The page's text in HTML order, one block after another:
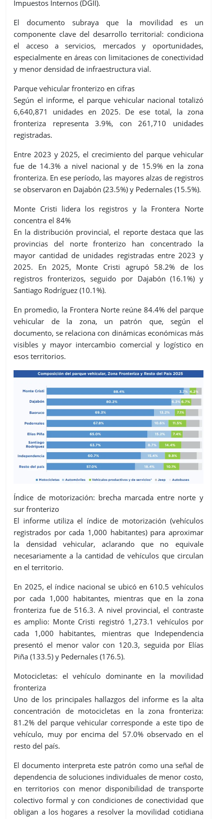
Impuestos Internos (DGII).
El documento subraya que la movilidad es un
componente clave del desarrollo territorial: condiciona
el acceso a servicios, mercados y oportunidades,
especialmente en áreas con limitaciones de conectividad
y menor densidad de infraestructura vial.
Parque vehicular fronterizo en cifras
Según el informe, el parque vehicular nacional totalizó
6,640,871 unidades en 2025. De ese total, la zona
fronteriza representa 3.9%, con 261,710 unidades
registradas.
Entre 2023 y 2025, el crecimiento del parque vehicular
fue de 14.3% a nivel nacional y de 15.9% en la zona
fronteriza. En ese período, las mayores alzas de registros
se observaron en Dajabón (23.5%) y Pedernales (15.5%).
Monte Cristi lidera los registros y la Frontera Norte
concentra el 84%
En la distribución provincial, el reporte destaca que las
provincias del norte fronterizo han concentrado la
mayor cantidad de unidades registradas entre 2023 y
2025. En 2025, Monte Cristi agrupó 58.2% de los
registros fronterizos, seguido por Dajabón (16.1%) y
Santiago Rodríguez (10.1%).
En promedio, la Frontera Norte reúne 84.4% del parque
vehicular de la zona, un patrón que, según el
documento, se relaciona con dinámicas económicas más
visibles y mayor intercambio comercial y logístico en
esos territorios.
Índice de motorización: brecha marcada entre norte y
sur fronterizo
El informe utiliza el índice de motorización (vehículos
registrados por cada 1,000 habitantes) para aproximar
la densidad vehicular, aclarando que no equivale
necesariamente a la cantidad de vehículos que circulan
en el territorio.
En 2025, el índice nacional se ubicó en 610.5 vehículos
por cada 1,000 habitantes, mientras que en la zona
fronteriza fue de 516.3. A nivel provincial, el contraste
es amplio: Monte Cristi registró 1,273.1 vehículos por
cada 1,000 habitantes, mientras que Independencia
presentó el menor valor con 120.3, seguida por Elías
Piña (133.5) y Pedernales (176.5).
Motocicletas: el vehículo dominante en la movilidad
fronteriza
Uno de los principales hallazgos del informe es la alta
concentración de motocicletas en la zona fronteriza:
81.2% del parque vehicular corresponde a este tipo de
vehículo, muy por encima del 57.0% observado en el
resto del país.
El documento interpreta este patrón como una señal de
dependencia de soluciones individuales de menor costo,
en territorios con menor disponibilidad de transporte
colectivo formal y con condiciones de conectividad que
obligan a los hogares a resolver la movilidad cotidiana